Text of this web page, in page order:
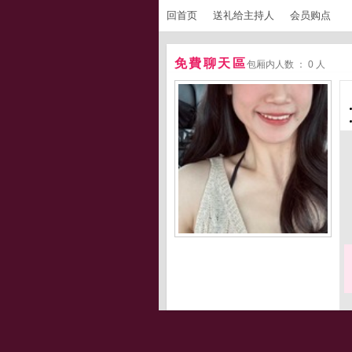
回首页 送礼给主持人 会员购点
免費聊天區包厢内人数 ： 0 人